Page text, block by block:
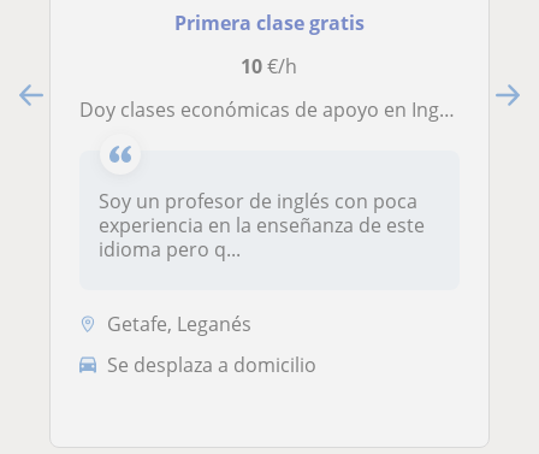
Primera clase gratis
10€/h
Doy clases económicas de apoyo en Inglés
Soy un profesor de inglés con poca
experiencia en la enseñanza de este
idioma pero q...
Getafe, Leganés
Se desplaza a domicilio